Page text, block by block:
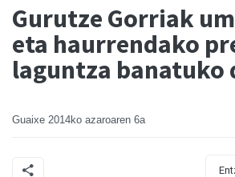
Gurutze Gorriak
eta haurrendako
laguntza banatuko
Guaixe 2014ko azaroaren 6a